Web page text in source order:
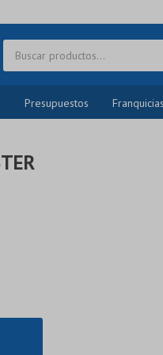
Presupuestos Franquicias